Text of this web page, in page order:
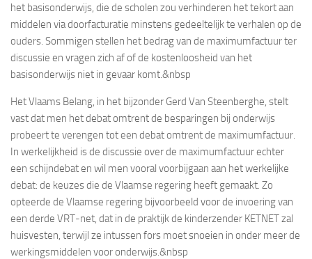
het basisonderwijs, die de scholen zou verhinderen het tekort aan
middelen via doorfacturatie minstens gedeeltelijk te verhalen op de
ouders. Sommigen stellen het bedrag van de maximumfactuur ter
discussie en vragen zich af of de kostenloosheid van het
basisonderwijs niet in gevaar komt.&nbsp
Het Vlaams Belang, in het bijzonder Gerd Van Steenberghe, stelt
vast dat men het debat omtrent de besparingen bij onderwijs
probeert te verengen tot een debat omtrent de maximumfactuur.
In werkelijkheid is de discussie over de maximumfactuur echter
een schijndebat en wil men vooral voorbijgaan aan het werkelijke
debat: de keuzes die de Vlaamse regering heeft gemaakt. Zo
opteerde de Vlaamse regering bijvoorbeeld voor de invoering van
een derde VRT-net, dat in de praktijk de kinderzender KETNET zal
huisvesten, terwijl ze intussen fors moet snoeien in onder meer de
werkingsmiddelen voor onderwijs.&nbsp